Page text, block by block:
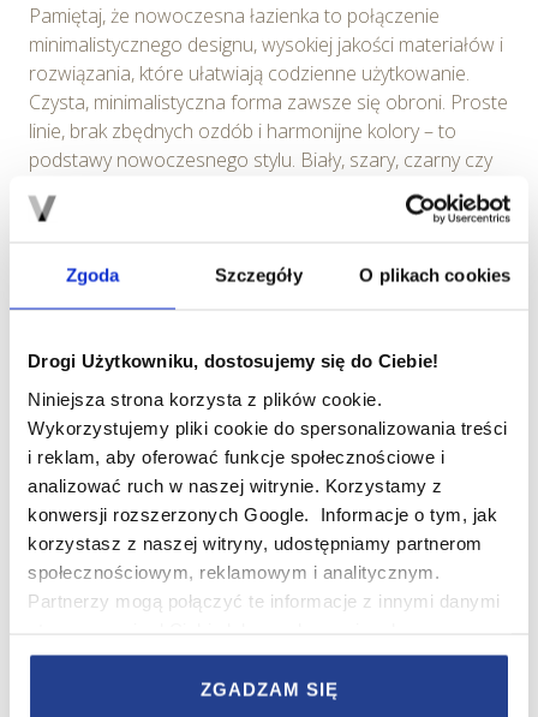
Zgoda Szczegóły O plikach cookies
Drogi Użytkowniku, dostosujemy się do Ciebie!
Niniejsza strona korzysta z plików cookie.
Wykorzystujemy pliki cookie do spersonalizowania treści
i reklam, aby oferować funkcje społecznościowe i
analizować ruch w naszej witrynie. Korzystamy z
konwersji rozszerzonych Google. Informacje o tym, jak
korzystasz z naszej witryny, udostępniamy partnerom
społecznościowym, reklamowym i analitycznym.
Partnerzy mogą połączyć te informacje z innymi danymi
korzystania z ich usług.
ZGADZAM SIĘ
Pamiętaj, że nowoczesna łazienka to połączenie
minimalistycznego designu, wysokiej jakości materiałów i
rozwiązania, które ułatwiają codzienne użytkowanie.
Czysta, minimalistyczna forma zawsze się obroni. Proste
linie, brak zbędnych ozdób i harmonijne kolory – to
podstawy nowoczesnego stylu. Biały, szary, czarny czy
odcienie naturalnego drewna to najpopularniejsze
wybory.
Foto: Pexels
Umywalki nablatowe, podwieszane toalety, a także
prysznice typu walk-in bez brodzika – to rozwiązania,